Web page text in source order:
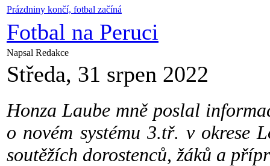
Prázdniny končí, fotbal začíná
Fotbal na Peruci
Napsal Redakce
Středa, 31 srpen 2022
Honza Laube mně poslal
o novém systému 3.tř. v okrese
soutěžích dorostenců, žáků a